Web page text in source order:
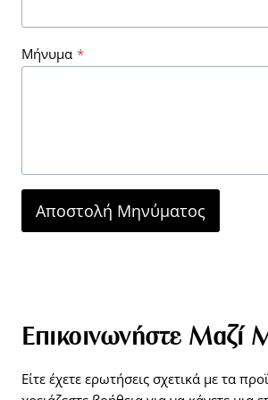
Μήνυμα *
Αποστολή Μηνύματος
Επικοινωνήστε Μαζί
Είτε έχετε ερωτήσεις σχετικά με τα